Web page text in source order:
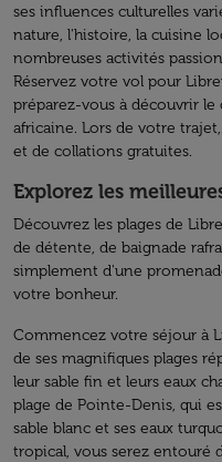
ses influences culturelles
nature, l'histoire, la cuisine
nombreuses activités
Réservez votre vol pour
préparez-vous à découvrir
africaine. Lors de votre
et de collations gratuites.
Explorez les
Découvrez les plages de
de détente, de baignade
simplement d'une
votre bonheur.
Commencez votre séjour à
de ses magnifiques plages
leur sable fin et leurs eaux
plage de Pointe-Denis, qui
sable blanc et ses eaux
tropical, vous serez entouré